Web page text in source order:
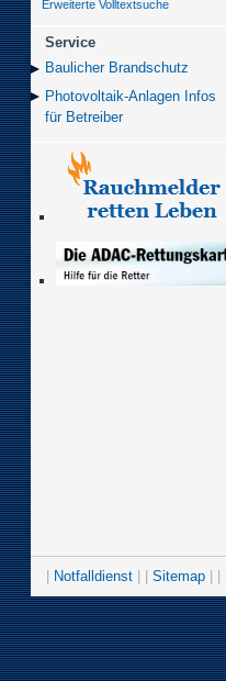
Erweiterte Volltextsuche
Service
Baulicher Brand­schutz
Photovoltaik-Anlagen Infos
für Betreiber
Notfalldienst Sitemap